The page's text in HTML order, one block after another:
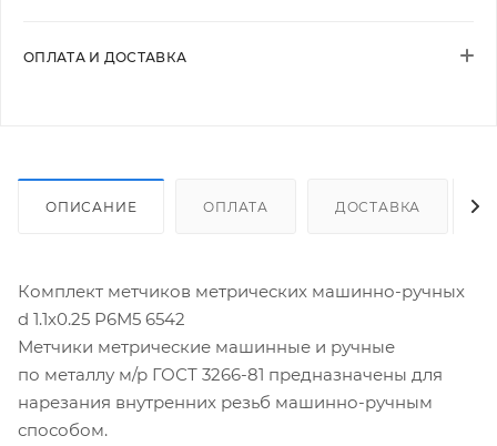
ОПЛАТА И ДОСТАВКА
ОПИСАНИЕ ОПЛАТА ДОСТАВКА
Комплект метчиков метрических машинно-ручных
d 1.1х0.25 Р6М5 6542
Метчики метрические машинные и ручные
по металлу м/р ГОСТ 3266-81 предназначены для
нарезания внутренних резьб машинно-ручным
способом.